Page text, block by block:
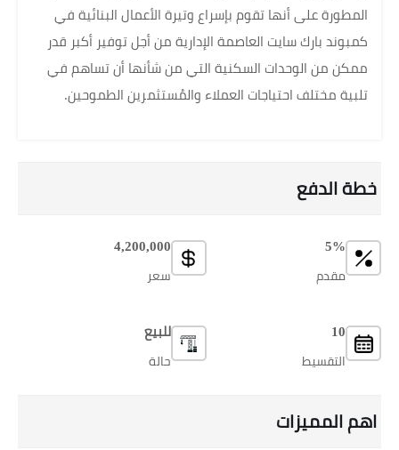
المطورة على أنها تقوم بإسراع وتيرة الأعمال البنائية في
كمبوند بارك سايت العاصمة الإدارية من أجل توفير أكبر قدر
ممكن من الوحدات السكنية التي من شأنها أن تساهم في
تلبية مختلف احتياجات العملاء والمُستثمرين الطموحين.
خطة الدفع
5%
مقدم
10
التقسيط
4,200,000
سعر
للبيع
حالة
اهم المميزات